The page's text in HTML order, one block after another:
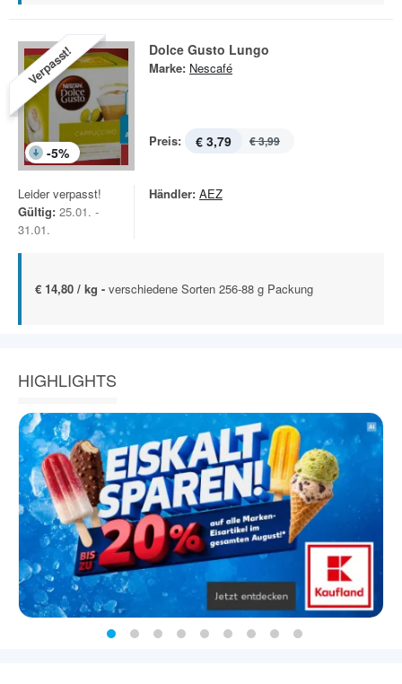
Verpasst!
-5%
Dolce Gusto Lungo
Marke: Nescafé
Preis: € 3,79 € 3,99
Leider verpasst!
Gültig: 25.01. -
31.01.
Händler: AEZ
€ 14,80 / kg - verschiedene Sorten 256-88 g Packung
HIGHLIGHTS